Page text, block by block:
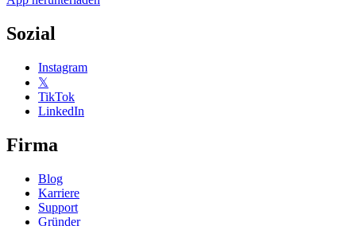
Sozial
Instagram
𝕏
TikTok
LinkedIn
Firma
Blog
Karriere
Support
Gründer